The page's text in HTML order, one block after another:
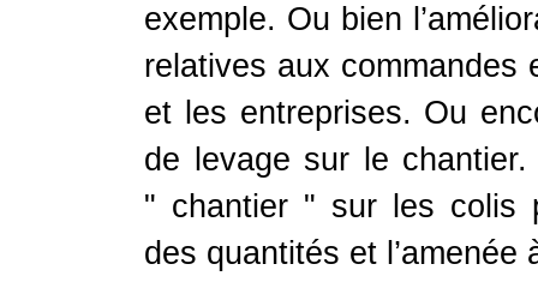
exemple. Ou bien
relatives aux commandes
et les entreprises. Ou
de levage sur le chantier.
" chantier " sur les colis
des quantités et l’amenée